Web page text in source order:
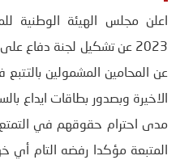
2023 عن تشكيل لجنة دفاع
عن المحامين المشمولين
الاخيرة وبصدور بطاقات ايداع
مدى احترام حقوقهم في التمتع